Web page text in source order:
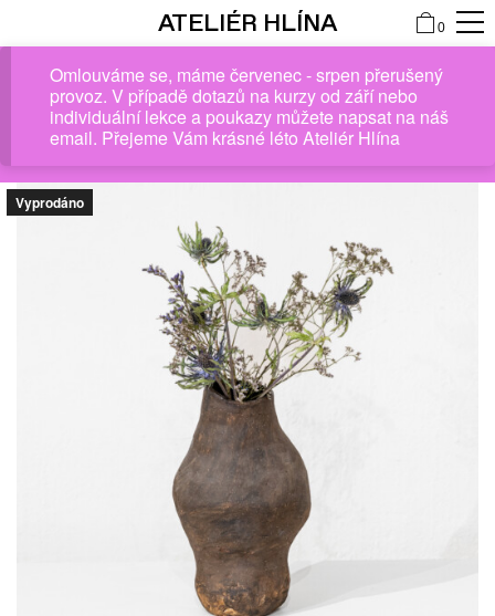
ATELIÉR HLÍNA 0
Omlouváme se, máme červenec - srpen přerušený
provoz. V případě dotazů na kurzy od září nebo
individuální lekce a poukazy můžete napsat na náš
email. Přejeme Vám krásné léto Ateliér Hlína
Vyprodáno